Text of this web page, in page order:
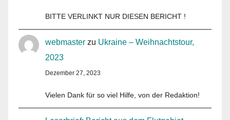
BITTE VERLINKT NUR DIESEN BERICHT !
webmaster zu Ukraine – Weihnachtstour,
2023
Dezember 27, 2023
Vielen Dank für so viel Hilfe, von der Redaktion!